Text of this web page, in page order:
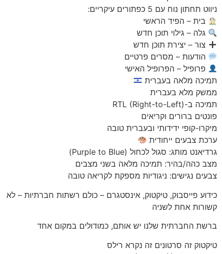
ניווט תחתון נוח עם 5 כפתורים עיקריים:
בית – הפיד הראשי
גלה – גילוי תוכן חדש
צור – יצירת תוכן חדש
הודעות – מסרים פרטיים
פרופיל – הפרופיל האישי
תמיכה מלאה בעברית
ממשק מלא בעברית
תמיכה ב-RTL (Right-to-Left)
פונטים ברורים וקריאים
מיקרו-קופי ידידותי ובעברית טובה
ערכת צבעים ייחודית
גרדיאנט מותג: סגול לכחול (Purple to Blue)
מצב כהה/בהיר: תמיכה מלאה בשני מצבים
צבעים נגישים: ניגודיות מספקת לקריאה טובה
כידוע פייסבוק, טיקטוק, אינסטגרם – כולם רשתות חברתיות – לא
קשורות אחת לשניה
ברשת החברתית שלנו יש אותם, כמודולים במקום אחד
טיקטוק זה סרטונים זה נקרא רילס